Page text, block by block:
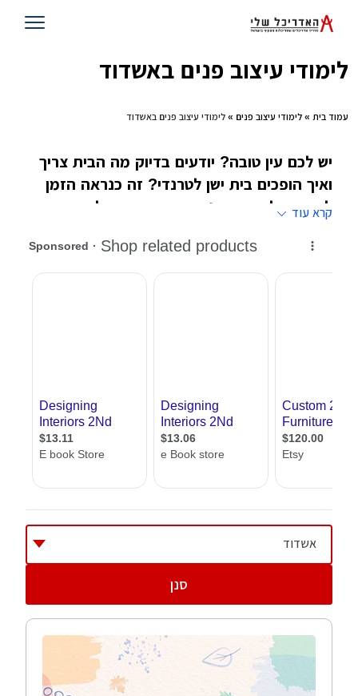
לימודי עיצוב פנים באשדוד
עמוד בית » לימודי עיצוב פנים » לימודי עיצוב פנים באשדוד
יש לכם עין טובה? יודעים בדיוק מה הבית צריך
ואיך הופכים בית ישן לטרנדי? זה כנראה הזמן
לחשוב על עיצוב פנים בתור מקצוע ולהירשם
@@@
וסדנאות שונות, ומטרתן ללמד אותנו באופן אישי
את רזי המקצוע בלי מטרה להפוך אותנו למעצבי
פנים מקצועיים.
המידע על לימודי עיצוב פנים ברמה האקדמית.
אצלנו תוכלו לקבל מידע על מוסדות לימוד,
מסלולי לימוד רגילים ומשולבים, תוכלו לקרוא
מאמרים בתחום , ליהנות מעזרה של מומחי הפורום
בעניין ועוד. כל המידע שנמצא אצלנו נועד לעזור
לכם למצוא את המסלול המתאים לכם במוסד
הטוב ביותר, כדי שתוכלו לעסוק בעיצוב פנים
באופן מקצועי
קרא עוד
אשדוד
סנן